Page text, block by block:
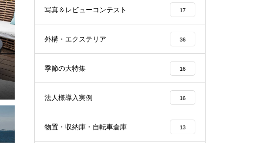
写真＆レビューコンテスト 17
外構・エクステリア 36
季節の大特集 16
法人様導入実例 16
物置・収納庫・自転車倉庫 13